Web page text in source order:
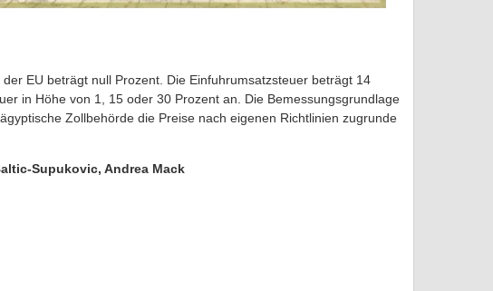
EU beträgt null Prozent. Die Einfuhrumsatzsteuer beträgt 14
in Höhe von 1, 15 oder 30 Prozent an. Die Bemessungsgrundlage
Zollbehörde die Preise nach eigenen Richtlinien zugrunde
Supukovic, Andrea Mack